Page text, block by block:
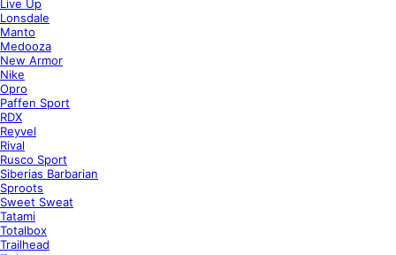
Live Up
Lonsdale
Manto
Medooza
New Armor
Nike
Opro
Paffen Sport
RDX
Reyvel
Rival
Rusco Sport
Siberias Barbarian
Sproots
Sweet Sweat
Tatami
Totalbox
Trailhead